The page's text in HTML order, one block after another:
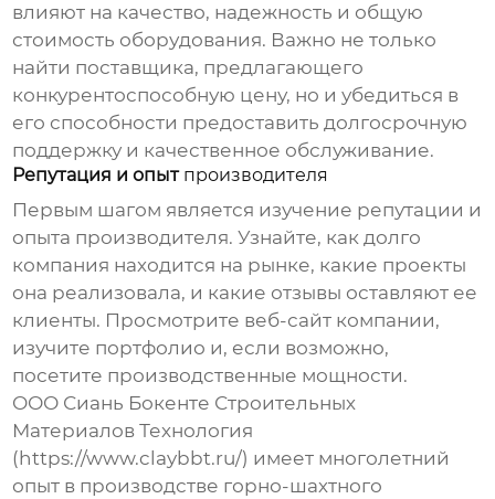
влияют на качество, надежность и общую
стоимость оборудования. Важно не только
найти поставщика, предлагающего
конкурентоспособную цену, но и убедиться в
его способности предоставить долгосрочную
поддержку и качественное обслуживание.
Репутация и опыт производителя
Первым шагом является изучение репутации и
опыта производителя. Узнайте, как долго
компания находится на рынке, какие проекты
она реализовала, и какие отзывы оставляют ее
клиенты. Просмотрите веб-сайт компании,
изучите портфолио и, если возможно,
посетите производственные мощности.
ООО Сиань Бокенте Строительных
Материалов Технология
(https://www.claybbt.ru/) имеет многолетний
опыт в производстве горно-шахтного